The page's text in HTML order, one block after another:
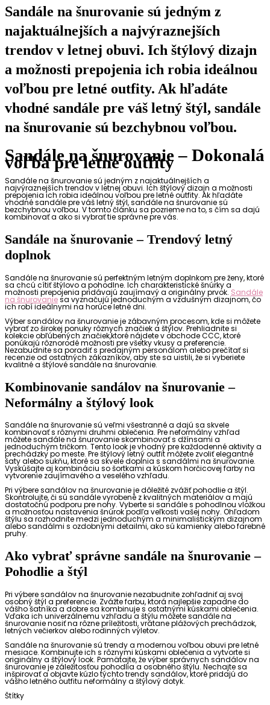
Sandále na šnurovanie sú jedným z
najaktuálnejších a najvýraznejších
trendov v letnej obuvi. Ich štýlový dizajn
a možnosti prepojenia ich robia ideálnou
voľbou pre letné outfity. Ak hľadáte
vhodné sandále pre váš letný štýl, sandále
na šnurovanie sú bezchybnou voľbou.
Sandále na šnurovanie – Dokonalá
voľba pre letné outfity
Sandále na šnurovanie sú jedným z najaktuálnejších a
najvýraznejších trendov v letnej obuvi. Ich štýlový dizajn a možnosti
prepojenia ich robia ideálnou voľbou pre letné outfity. Ak hľadáte
vhodné sandále pre váš letný štýl, sandále na šnurovanie sú
bezchybnou voľbou. V tomto článku sa pozrieme na to, s čím sa dajú
kombinovať a ako si vybrať tie správne pre vás.
Sandále na šnurovanie – Trendový letný
doplnok
Sandále na šnurovanie sú perfektným letným doplnkom pre ženy, ktoré
sa chcú cítiť štýlovo a pohodlne. Ich charakteristické šnúrky a
možnosti prepojenia pridávajú zaujímavý a originálny prvok. Sandále
na šnurovaniesa vyznačujú jednoduchým a vzdušným dizajnom, čo
ich robí ideálnymi na horúce letné dni.
Výber sandálov na šnurovanie je zábavným procesom, kde si môžete
vybrať zo širokej ponuky rôznych značiek a štýlov. Prehliadnite si
kolekcie obľúbených značiek,ktoré nájdete v obchode CCC, ktoré
ponúkajú rôznorodé možnosti pre všetky vkusy a preferencie.
Nezabudnite sa poradiť s predajným personálom alebo prečítať si
recenzie od ostatných zákazníkov, aby ste sa uistili, že si vyberiete
kvalitné a štýlové sandále na šnurovanie.
Kombinovanie sandálov na šnurovanie –
Neformálny a štýlový look
Sandále na šnurovanie sú veľmi všestranné a dajú sa skvele
kombinovať s rôznymi druhmi oblečenia. Pre neformálny vzhľad
môžete sandále na šnurovanie skombinovať s džínsami a
jednoduchým tričkom. Tento look je vhodný pre každodenné aktivity a
prechádzky po meste. Pre štýlový letný outfit môžete zvoliť elegantné
šaty alebo sukňu, ktoré sa skvele doplnia s sandálmi na šnurovanie.
Vyskúšajte aj kombináciu so šortkami a kúskom horčicovej farby na
vytvorenie zaujímavého a veselého vzhľadu.
Pri výbere sandálov na šnurovanie je dôležité zvážiť pohodlie a štýl.
Skontrolujte, či sú sandále vyrobené z kvalitných materiálov a majú
dostatočnú podporu pre nohy. Vyberte si sandále s pohodlnou vložkou
a možnosťou nastavenia šnúrok podľa veľkosti vašej nohy. Ohľadom
štýlu sa rozhodnite medzi jednoduchým a minimalistickým dizajnom
alebo sandálmi s ozdobnými detailmi, ako sú kamienky alebo farebné
pruhy.
Ako vybrať správne sandále na šnurovanie –
Pohodlie a štýl
Pri výbere sandálov na šnurovanie nezabudnite zohľadniť aj svoj
osobný štýl a preferencie. Zvážte farbu, ktorá najlepšie zapadne do
vášho šatníka a dobre sa kombinuje s ostatnými kúskami oblečenia.
Vďaka ich univerzálnemu vzhľadu a štýlu môžete sandále na
šnurovanie nosiť na rôzne príležitosti, vrátane plážových prechádzok,
letných večierkov alebo rodinných výletov.
Sandále na šnurovanie sú trendy a modernou voľbou obuvi pre letné
mesiace. Kombinujte ich s rôznymi kúskami oblečenia a vytvorte si
originálny a štýlový look. Pamätajte, že výber správnych sandálov na
šnurovanie je záležitosťou pohodlia a osobného štýlu. Nechajte sa
inšpirovať a objavte kúzlo týchto trendy sandálov, ktoré pridajú do
vášho letného outfitu neformálny a štýlový dotyk.
Štítky